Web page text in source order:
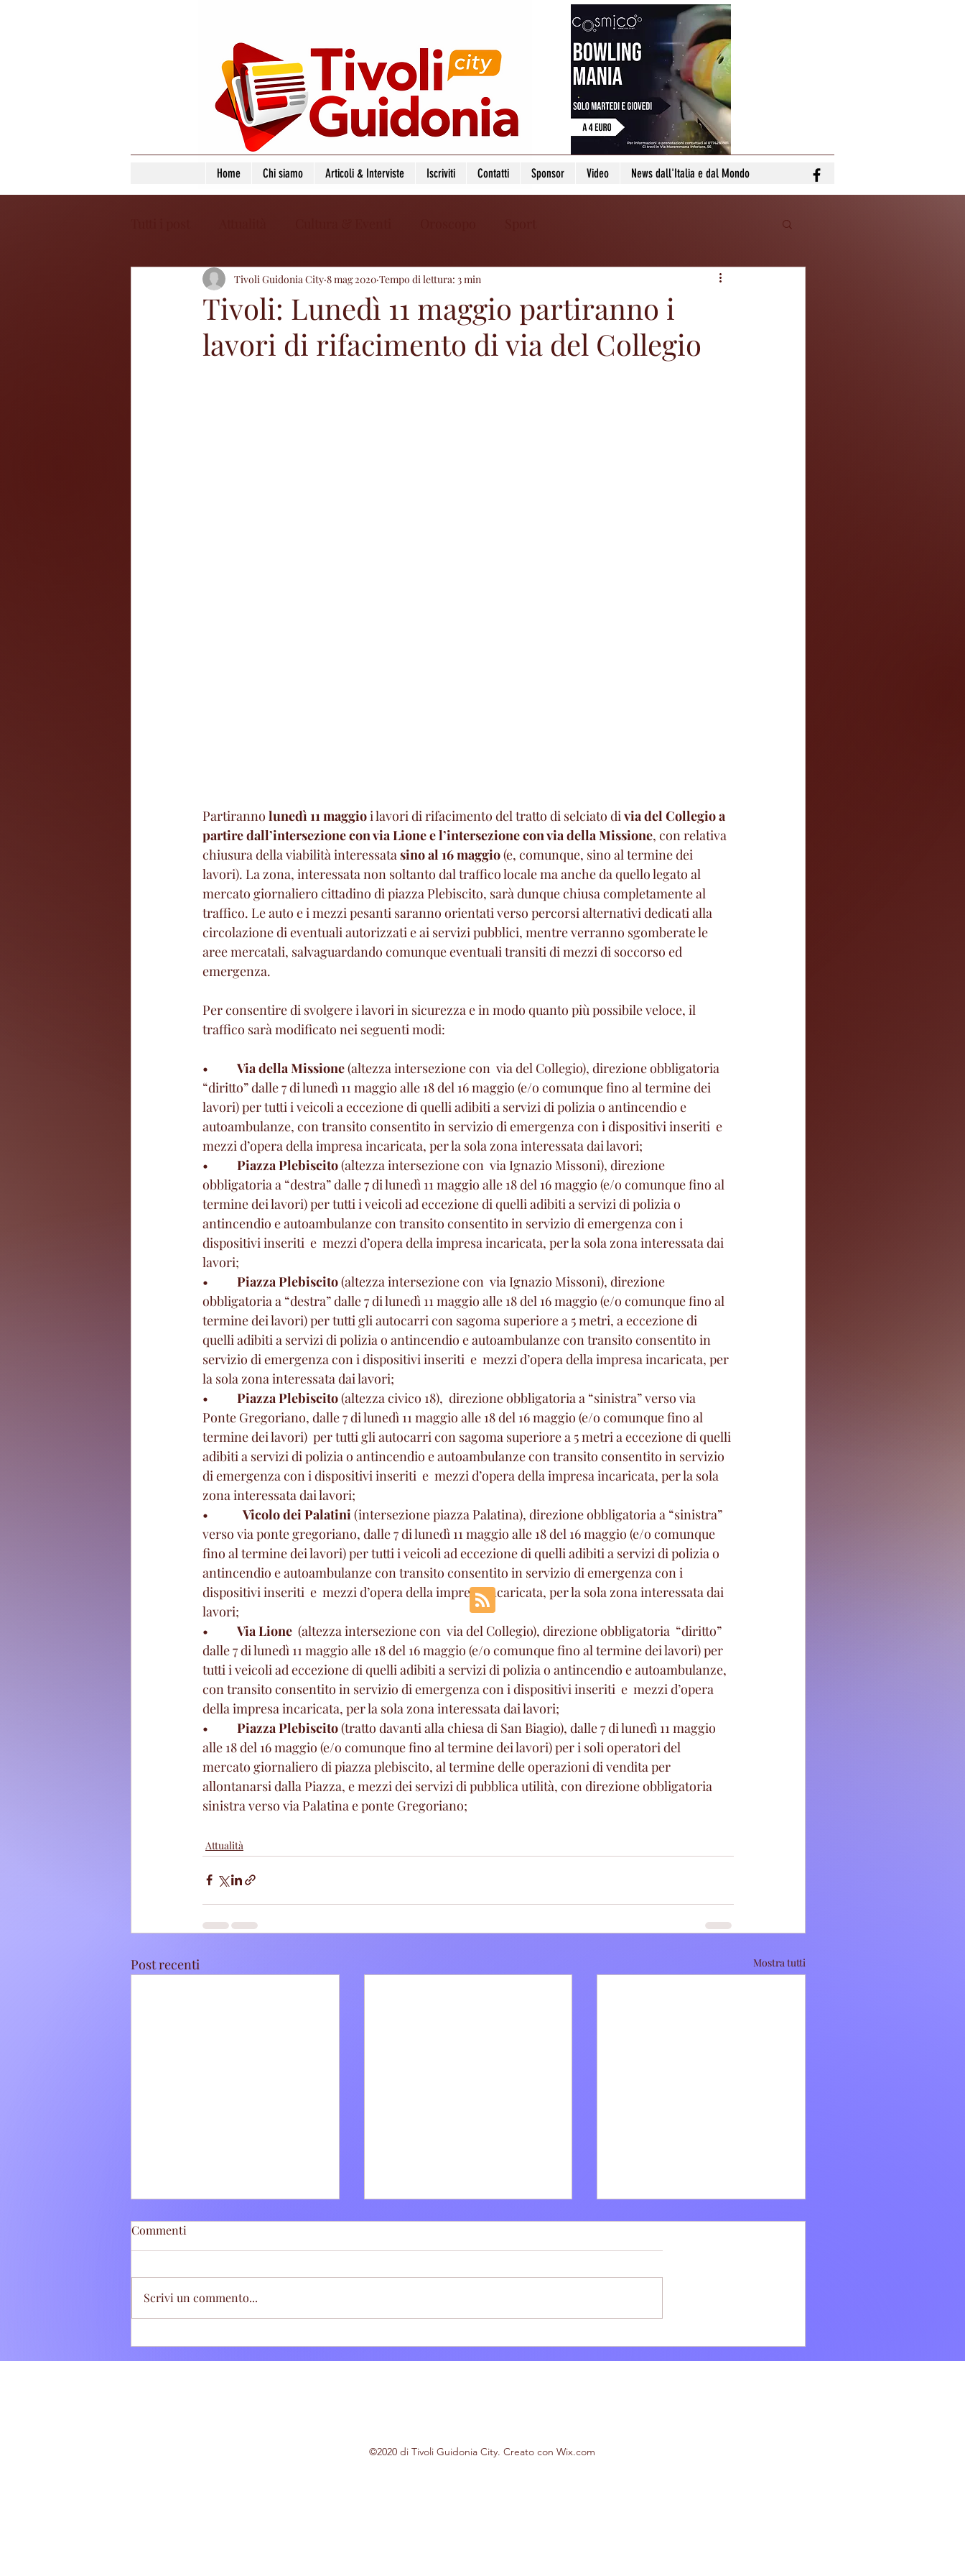
Home Chi siamo Articoli & Interviste Iscriviti Contatti Sponsor Video News dall'Italia e dal Mondo
Tivoli: Lunedì 11 maggio partiranno i
lavori di rifacimento di via del Collegio
Tivoli Guidonia City 8 mag 2020 Tempo di lettura: 3 min
Partiranno lunedì 11 maggio i lavori di rifacimento del tratto di selciato di via del Collegio a
partire dall’intersezione con via Lione e l’intersezione con via della Missione, con relativa
chiusura della viabilità interessata sino al 16 maggio (e, comunque, sino al termine dei
lavori). La zona, interessata non soltanto dal traffico locale ma anche da quello legato al
mercato giornaliero cittadino di piazza Plebiscito, sarà dunque chiusa completamente al
traffico. Le auto e i mezzi pesanti saranno orientati verso percorsi alternativi dedicati alla
circolazione di eventuali autorizzati e ai servizi pubblici, mentre verranno sgomberate le
aree mercatali, salvaguardando comunque eventuali transiti di mezzi di soccorso ed
emergenza.
Per consentire di svolgere i lavori in sicurezza e in modo quanto più possibile veloce, il
traffico sarà modificato nei seguenti modi:
• Via della Missione (altezza intersezione con  via del Collegio), direzione obbligatoria
“diritto” dalle 7 di lunedì 11 maggio alle 18 del 16 maggio (e/o comunque fino al termine dei
lavori) per tutti i veicoli a eccezione di quelli adibiti a servizi di polizia o antincendio e
autoambulanze, con transito consentito in servizio di emergenza con i dispositivi inseriti  e
mezzi d’opera della impresa incaricata, per la sola zona interessata dai lavori;
• Piazza Plebiscito (altezza intersezione con  via Ignazio Missoni), direzione
obbligatoria a “destra” dalle 7 di lunedì 11 maggio alle 18 del 16 maggio (e/o comunque fino al
termine dei lavori) per tutti i veicoli ad eccezione di quelli adibiti a servizi di polizia o
antincendio e autoambulanze con transito consentito in servizio di emergenza con i
dispositivi inseriti  e  mezzi d’opera della impresa incaricata, per la sola zona interessata dai
lavori;
• Piazza Plebiscito (altezza intersezione con  via Ignazio Missoni), direzione
obbligatoria a “destra” dalle 7 di lunedì 11 maggio alle 18 del 16 maggio (e/o comunque fino al
termine dei lavori) per tutti gli autocarri con sagoma superiore a 5 metri, a eccezione di
quelli adibiti a servizi di polizia o antincendio e autoambulanze con transito consentito in
servizio di emergenza con i dispositivi inseriti  e  mezzi d’opera della impresa incaricata, per
la sola zona interessata dai lavori;
• Piazza Plebiscito (altezza civico 18),  direzione obbligatoria a “sinistra” verso via
Ponte Gregoriano, dalle 7 di lunedì 11 maggio alle 18 del 16 maggio (e/o comunque fino al
termine dei lavori)  per tutti gli autocarri con sagoma superiore a 5 metri a eccezione di quelli
adibiti a servizi di polizia o antincendio e autoambulanze con transito consentito in servizio
di emergenza con i dispositivi inseriti  e  mezzi d’opera della impresa incaricata, per la sola
zona interessata dai lavori;
• Vicolo dei Palatini (intersezione piazza Palatina), direzione obbligatoria a “sinistra”
verso via ponte gregoriano, dalle 7 di lunedì 11 maggio alle 18 del 16 maggio (e/o comunque
fino al termine dei lavori) per tutti i veicoli ad eccezione di quelli adibiti a servizi di polizia o
antincendio e autoambulanze con transito consentito in servizio di emergenza con i
dispositivi inseriti  e  mezzi d’opera della impresa incaricata, per la sola zona interessata dai
lavori;
• Via Lione (altezza intersezione con  via del Collegio), direzione obbligatoria  “diritto”
dalle 7 di lunedì 11 maggio alle 18 del 16 maggio (e/o comunque fino al termine dei lavori) per
tutti i veicoli ad eccezione di quelli adibiti a servizi di polizia o antincendio e autoambulanze,
con transito consentito in servizio di emergenza con i dispositivi inseriti  e  mezzi d’opera
della impresa incaricata, per la sola zona interessata dai lavori;
• Piazza Plebiscito (tratto davanti alla chiesa di San Biagio), dalle 7 di lunedì 11 maggio
alle 18 del 16 maggio (e/o comunque fino al termine dei lavori) per i soli operatori del
mercato giornaliero di piazza plebiscito, al termine delle operazioni di vendita per
allontanarsi dalla Piazza, e mezzi dei servizi di pubblica utilità, con direzione obbligatoria
sinistra verso via Palatina e ponte Gregoriano;
Attualità
Post recenti Mostra tutti
abbandoni di rifiuti, sette
Polinesi-Cinti festeggia 61
delle VILLÆ continua dopo il
Commenti
Scrivi un commento...
©2020 di Tivoli Guidonia City. Creato con Wix.com